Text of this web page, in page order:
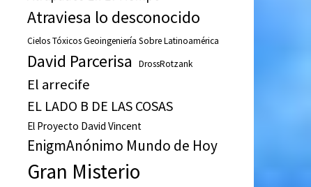
Atraviesa lo desconocido
Cielos Tóxicos Geoingeniería Sobre Latinoamérica
David Parcerisa DrossRotzank
El arrecife
EL LADO B DE LAS COSAS
El Proyecto David Vincent
EnigmAnónimo Mundo de Hoy
Gran Misterio